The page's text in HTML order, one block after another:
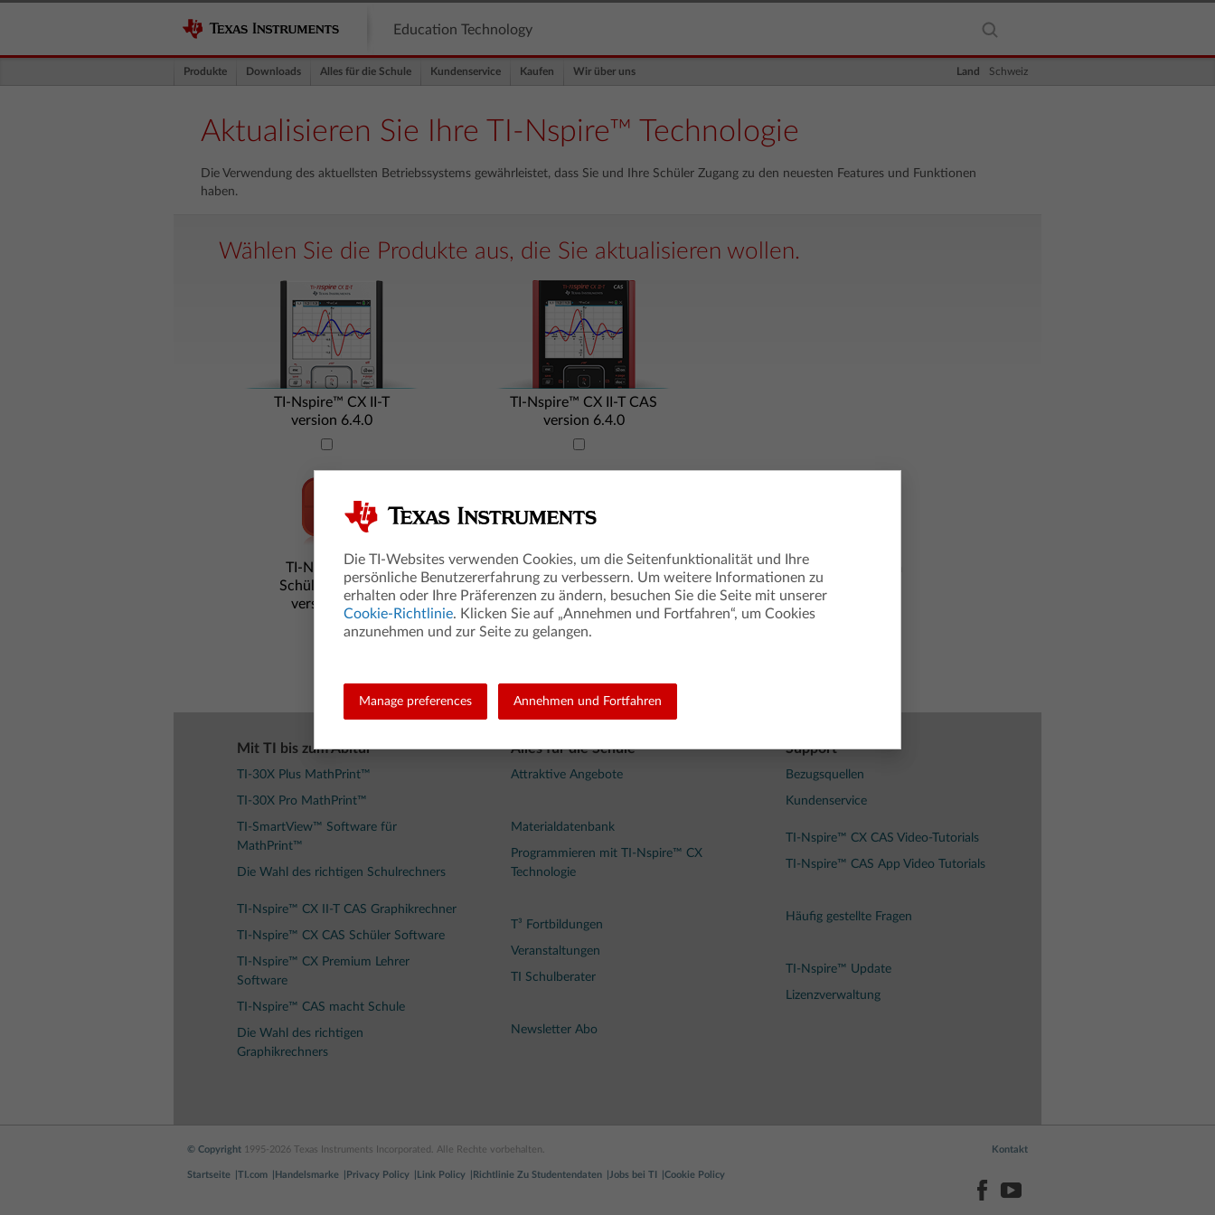
Education Technology
Produkte Downloads Alles für die Schule Kundenservice Kaufen Wir über uns Land Schweiz
Aktualisieren Sie Ihre TI-Nspire™ Technologie
Die Verwendung des aktuellsten Betriebssystems gewährleistet, dass Sie und Ihre Schüler Zugang zu den neuesten Features und Funktionen
haben.
Wählen Sie die Produkte aus, die Sie aktualisieren wollen.
TI-Nspire™ CX II-T
version 6.4.0
TI-Nspire™ CX II-T CAS
version 6.4.0
TI-Nspire™ CX
Schülersoftware
version 6.3.0
TI-Nspire™ CX CAS
Schülersoftware
version 6.3.0
TI-Nspire™ CX Premium
Lehrer-Software
version 6.4.0
Mit TI bis zum Abitur
TI-30X Plus MathPrint™
TI-30X Pro MathPrint™
TI-SmartView™ Software für
MathPrint™
Die Wahl des richtigen Schulrechners
TI-Nspire™ CX II-T CAS Graphikrechner
TI-Nspire™ CX CAS Schüler Software
TI-Nspire™ CX Premium Lehrer
Software
TI-Nspire™ CAS macht Schule
Die Wahl des richtigen
Graphikrechners
Alles für die Schule
Attraktive Angebote
Materialdatenbank
Programmieren mit TI-Nspire™ CX
Technologie
T³ Fortbildungen
Veranstaltungen
TI Schulberater
Newsletter Abo
Support
Bezugsquellen
Kundenservice
TI-Nspire™ CX CAS Video-Tutorials
TI-Nspire™ CAS App Video Tutorials
Häufig gestellte Fragen
TI-Nspire™ Update
Lizenzverwaltung
Die TI-Websites verwenden Cookies, um die Seitenfunktionalität und Ihre
persönliche Benutzererfahrung zu verbessern. Um weitere Informationen zu
erhalten oder Ihre Präferenzen zu ändern, besuchen Sie die Seite mit unserer
Cookie-Richtlinie. Klicken Sie auf „Annehmen und Fortfahren“, um Cookies
anzunehmen und zur Seite zu gelangen.
Manage preferences Annehmen und Fortfahren
© Copyright 1995-2026 Texas Instruments Incorporated. Alle Rechte vorbehalten.
Startseite TI.com Handelsmarke Privacy Policy Link Policy Richtlinie Zu Studentendaten Jobs bei TI Cookie Policy
Kontakt